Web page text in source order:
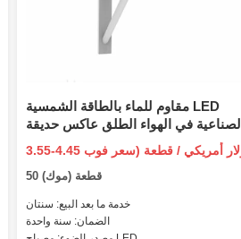
مقاوم للماء بالطاقة الشمسية LED
الصناعية في الهواء الطلق عاكس حديقة
LED ضوء الطاقة الشمسية
50 قطعة (موك)
خدمة ما بعد البيع: سنتان
الضمان: سنة واحدة